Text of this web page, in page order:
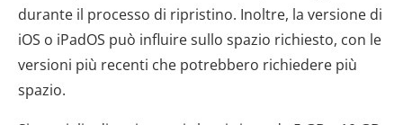
durante il processo di ripristino. Inoltre, la versione di
iOS o iPadOS può influire sullo spazio richiesto, con le
versioni più recenti che potrebbero richiedere più
spazio.